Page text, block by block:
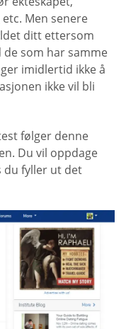
Men senere
ditt ettersom
som har samme
imidlertid ikke å
ikke vil bli
følger denne
Du vil oppdage
du fyller ut det